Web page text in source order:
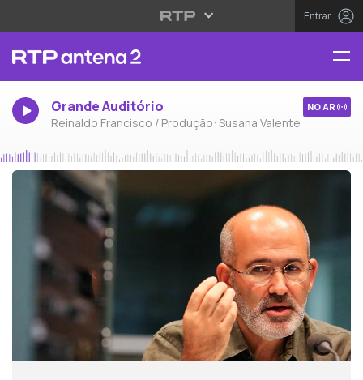
Entrar
Grande Auditório
Reinaldo Francisco / Produção: Susana Valente
NO AR